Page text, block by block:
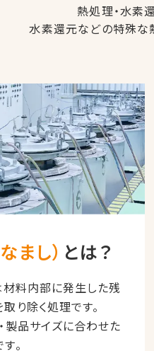
熱処理・水素
水素還元などの特殊な
まし） とは？
材料内部に発生した残
り除く処理です。
製品サイズに合わせた
。